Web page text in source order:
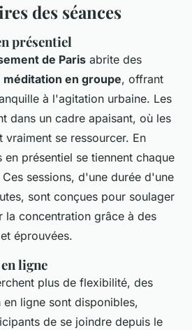
des séances
présentiel
de Paris abrite des
méditation en groupe, offrant
à l'agitation urbaine. Les
dans un cadre apaisant, où les
vraiment se ressourcer. En
présentiel se tiennent chaque
Ces sessions, d'une durée d'une
sont conçues pour soulager
la concentration grâce à des
éprouvées.
ligne
plus de flexibilité, des
ligne sont disponibles,
de se joindre depuis le